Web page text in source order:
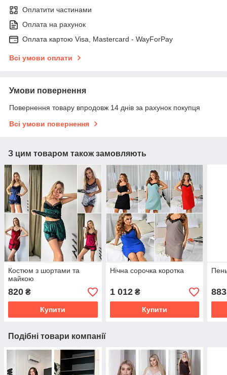
Оплатити частинами
Оплата на рахунок
Оплата картою Visa, Mastercard - WayForPay
Всі умови оплати
Умови повернення
Повернення товару впродовж 14 днів за рахунок покупця
Всі умови повернення
З цим товаром також замовляють
Костюм з шортами та
майкою
820 ₴
Купити
Нічна сорочка коротка
1 012₴
Купити
883
Подібні товари компанії